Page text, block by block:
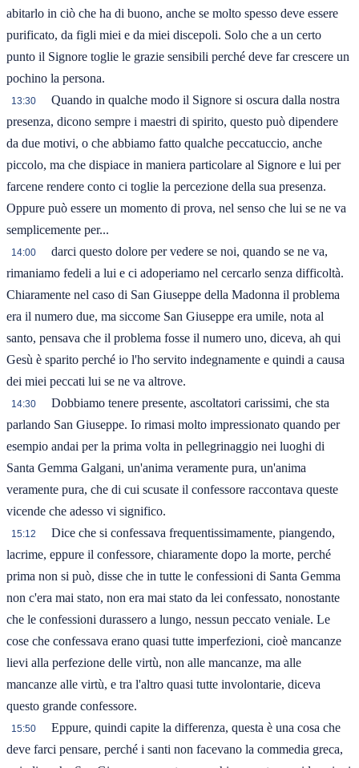
abitarlo in ciò che ha di buono, anche se molto spesso deve essere
purificato, da figli miei e da miei discepoli. Solo che a un certo
punto il Signore toglie le grazie sensibili perché deve far crescere un
pochino la persona.
13:30
Quando in qualche modo il Signore si oscura dalla nostra
presenza, dicono sempre i maestri di spirito, questo può dipendere
da due motivi, o che abbiamo fatto qualche peccatuccio, anche
piccolo, ma che dispiace in maniera particolare al Signore e lui per
farcene rendere conto ci toglie la percezione della sua presenza.
Oppure può essere un momento di prova, nel senso che lui se ne va
semplicemente per...
14:00
darci questo dolore per vedere se noi, quando se ne va,
rimaniamo fedeli a lui e ci adoperiamo nel cercarlo senza difficoltà.
Chiaramente nel caso di San Giuseppe della Madonna il problema
era il numero due, ma siccome San Giuseppe era umile, nota al
santo, pensava che il problema fosse il numero uno, diceva, ah qui
Gesù è sparito perché io l'ho servito indegnamente e quindi a causa
dei miei peccati lui se ne va altrove.
14:30
Dobbiamo tenere presente, ascoltatori carissimi, che sta
parlando San Giuseppe. Io rimasi molto impressionato quando per
esempio andai per la prima volta in pellegrinaggio nei luoghi di
Santa Gemma Galgani, un'anima veramente pura, un'anima
veramente pura, che di cui scusate il confessore raccontava queste
vicende che adesso vi significo.
15:12
Dice che si confessava frequentissimamente, piangendo,
lacrime, eppure il confessore, chiaramente dopo la morte, perché
prima non si può, disse che in tutte le confessioni di Santa Gemma
non c'era mai stato, non era mai stato da lei confessato, nonostante
che le confessioni durassero a lungo, nessun peccato veniale. Le
cose che confessava erano quasi tutte imperfezioni, cioè mancanze
lievi alla perfezione delle virtù, non alle mancanze, ma alle
mancanze alle virtù, e tra l'altro quasi tutte involontarie, diceva
questo grande confessore.
15:50
Eppure, quindi capite la differenza, questa è una cosa che
deve farci pensare, perché i santi non facevano la commedia greca,